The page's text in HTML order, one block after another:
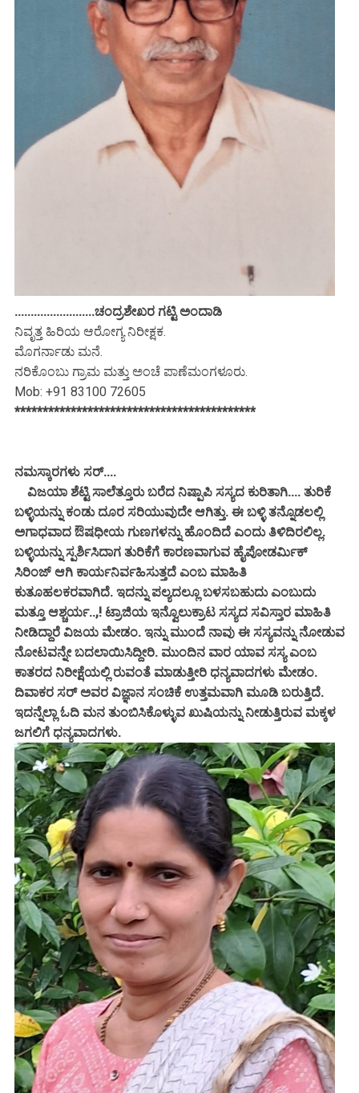
.........................ಚಂದ್ರಶೇಖರ ಗಟ್ಟಿ ಅಂದಾಡಿ
ನಿವೃತ್ತ ಹಿರಿಯ ಆರೋಗ್ಯ ನಿರೀಕ್ಷಕ.
ಮೊಗರ್ನಾಡು ಮನೆ.
ನರಿಕೊಂಬು ಗ್ರಾಮ ಮತ್ತು ಅಂಚೆ ಪಾಣೆಮಂಗಳೂರು.
Mob: +91 83100 72605
*******************************************
ನಮಸ್ಕಾರಗಳು ಸರ್....
ವಿಜಯಾ ಶೆಟ್ಟಿ ಸಾಲೆತ್ತೂರು ಬರೆದ ನಿಷ್ಪಾಪಿ ಸಸ್ಯದ ಕುರಿತಾಗಿ.... ತುರಿಕೆ
ಬಳ್ಳಿಯನ್ನು ಕಂಡು ದೂರ ಸರಿಯುವುದೇ ಆಗಿತ್ತು. ಈ ಬಳ್ಳಿ ತನ್ನೊಡಲಲ್ಲಿ
ಅಗಾಧವಾದ ಔಷಧೀಯ ಗುಣಗಳನ್ನು ಹೊಂದಿದೆ ಎಂದು ತಿಳಿದಿರಲಿಲ್ಲ.
ಬಳ್ಳಿಯನ್ನು ಸ್ಪರ್ಶಿಸಿದಾಗ ತುರಿಕೆಗೆ ಕಾರಣವಾಗುವ ಹೈಪೋಡರ್ಮಿಕ್
ಸಿರಿಂಜ್ ಆಗಿ ಕಾರ್ಯನಿರ್ವಹಿಸುತ್ತದೆ ಎಂಬ ಮಾಹಿತಿ
ಕುತೂಹಲಕರವಾಗಿದೆ. ಇದನ್ನು ಪಲ್ಯದಲ್ಲೂ ಬಳಸಬಹುದು ಎಂಬುದು
ಮತ್ತೂ ಆಶ್ಚರ್ಯ..,! ಟ್ರಾಜಿಯ ಇನ್ವೊಲುಕ್ರಾಟ ಸಸ್ಯದ ಸವಿಸ್ತಾರ ಮಾಹಿತಿ
ನೀಡಿದ್ದಾರೆ ವಿಜಯ ಮೇಡಂ. ಇನ್ನು ಮುಂದೆ ನಾವು ಈ ಸಸ್ಯವನ್ನು ನೋಡುವ
ನೋಟವನ್ನೇ ಬದಲಾಯಿಸಿದ್ದೀರಿ. ಮುಂದಿನ ವಾರ ಯಾವ ಸಸ್ಯ ಎಂಬ
ಕಾತರದ ನಿರೀಕ್ಷೆಯಲ್ಲಿ ರುವಂತೆ ಮಾಡುತ್ತೀರಿ ಧನ್ಯವಾದಗಳು ಮೇಡಂ.
ದಿವಾಕರ ಸರ್ ಅವರ ವಿಜ್ಞಾನ ಸಂಚಿಕೆ ಉತ್ತಮವಾಗಿ ಮೂಡಿ ಬರುತ್ತಿದೆ.
ಇದನ್ನೆಲ್ಲಾ ಓದಿ ಮನ ತುಂಬಿಸಿಕೊಳ್ಳುವ ಖುಷಿಯನ್ನು ನೀಡುತ್ತಿರುವ ಮಕ್ಕಳ
ಜಗಲಿಗೆ ಧನ್ಯವಾದಗಳು.